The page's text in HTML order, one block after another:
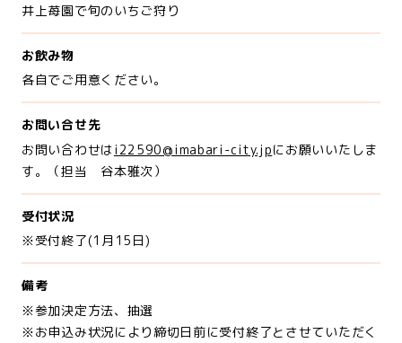
井上苺園で旬のいちご狩り
お飲み物
各自でご用意ください。
お問い合せ先
お問い合わせはi22590@imabari-city.jpにお願いいたしま
す。（担当 谷本雅次）
受付状況
※受付終了(1月15日)
備考
※参加決定方法、抽選
※お申込み状況により締切日前に受付終了とさせていただく